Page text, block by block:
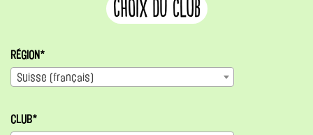
choix du club
RÉGION*
Suisse (français)
CLUB*